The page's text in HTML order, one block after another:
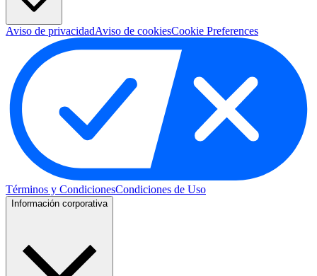
Aviso de privacidadAviso de cookiesCookie Preferences
Términos y CondicionesCondiciones de Uso
Información corporativa